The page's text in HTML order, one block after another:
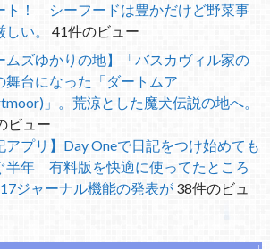
ト！ シーフードは豊かだけど野菜事
い。
41件のビュー
ムズゆかりの地】「バスカヴィル家の
舞台になった「ダートムア
」。荒涼とした魔犬伝説の地へ。
ビュー
アプリ】Day Oneで日記をつけ始めても
半年 有料版を快適に使ってたところ
ジャーナル機能の発表が 38件のビュ